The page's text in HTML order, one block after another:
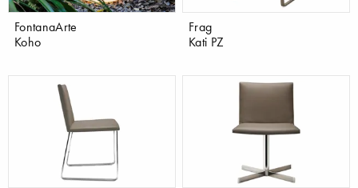
FontanaArte
Koho
Frag
Kati PZ